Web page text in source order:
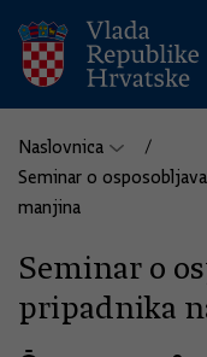
Naslovnica
Seminar o
manjina
Seminar o
pripadnika